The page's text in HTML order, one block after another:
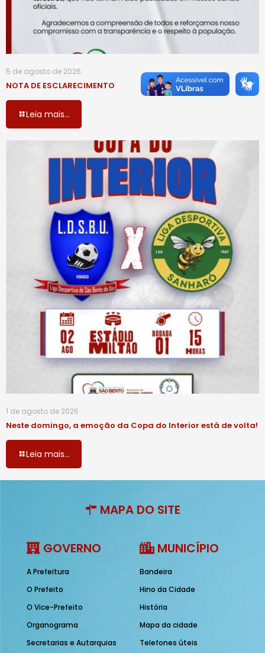
5 de agosto de 2026
NOTA DE ESCLARECIMENTO
Leia mais...
1 de agosto de 2026
Neste domingo, a emoção da Copa do Interior está de volta!
Leia mais...
MAPA DO SITE
GOVERNO
A Prefeitura
O Prefeito
O Vice-Prefeito
Organograma
Secretarias e Autarquias
MUNICÍPIO
Bandeira
Hino da Cidade
História
Mapa da cidade
Telefones úteis